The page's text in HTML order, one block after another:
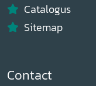
Catalogus
Sitemap
Contact